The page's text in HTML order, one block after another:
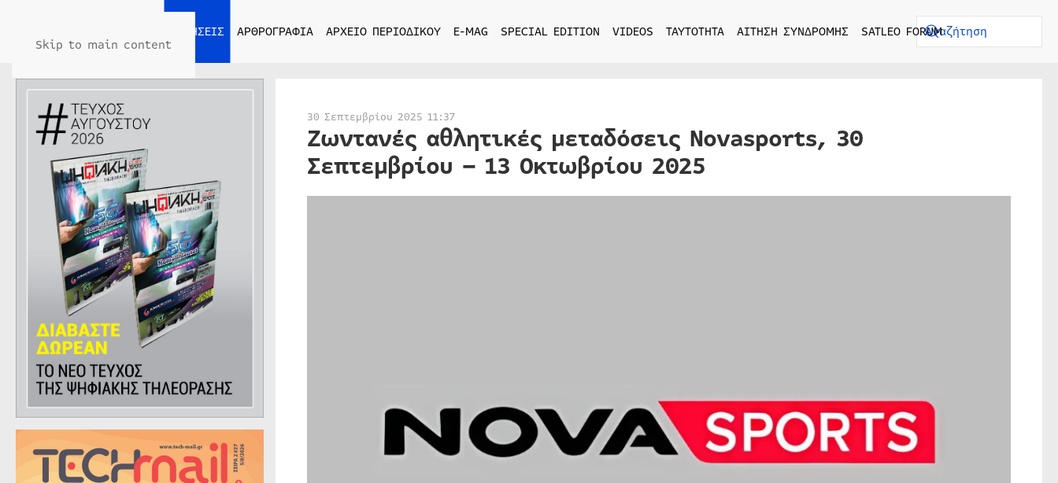
Skip to main content
ΕΙΔΗΣΕΙΣ ΑΡΘΡΟΓΡΑΦΙΑ ΑΡΧΕΙΟ ΠΕΡΙΟΔΙΚΟΥ E-MAG SPECIAL EDITION VIDEOS ΤΑΥΤΟΤΗΤΑ ΑΙΤΗΣΗ ΣΥΝΔΡΟΜΗΣ SATLEO FORUM
30 Σεπτεμβρίου 2025 11:37
Ζωντανές αθλητικές μεταδόσεις Novasports, 30
Σεπτεμβρίου – 13 Οκτωβρίου 2025